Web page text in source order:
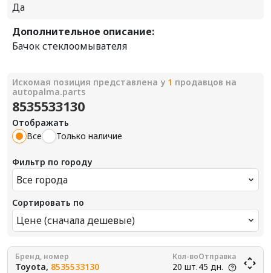
Да
Дополнительное описание:
Бачок стеклоомывателя
Искомая позиция представлена у 1 продавцов на
autopalma.parts
8535533130
Отображать
Все
Только наличие
Фильтр по городу
Все города
Сортировать по
Цене (сначала дешевые)
Бренд, номер
Toyota, 8535533130
Кол-во
20 шт.
Отправка
45 дн.